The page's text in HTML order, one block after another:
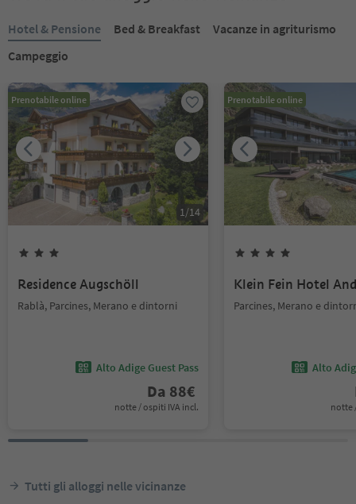
Hotel & Pensione Bed & Breakfast
Vacanze in agriturismo
Campeggio
Prenotabile online
1/14
Residence Augschöll
Rablà, Parcines, Merano e dintorni
Alto Adige Guest Pass
Da 88€
notte / ospiti IVA incl.
Prenotabile online
Klein Fein Hotel
Parcines, Merano e
Alto
notte
Tutti gli alloggi nelle vicinanze